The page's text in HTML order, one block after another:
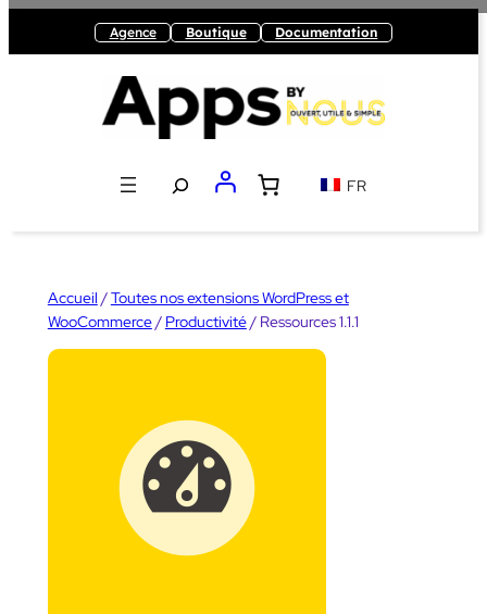
Agence Boutique Documentation
Recherche FR
Accueil /Toutes nos extensions WordPress et
WooCommerce/ Productivité/ Ressources 1.1.1